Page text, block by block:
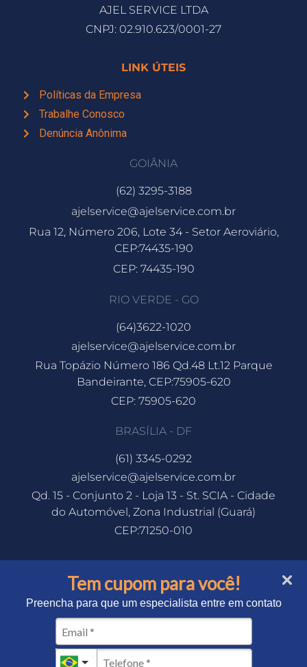
Tem cupom para você!
Preencha para que um especialista entre em contato
AJEL SERVICE LTDA
CNPJ: 02.910.623/0001-27
LINK ÚTEIS
Políticas da Empresa
Trabalhe Conosco
Denúncia Anônima
GOIÂNIA
(62) 3295-3188
ajelservice@ajelservice.com.br
Rua 12, Número 206, Lote 34 - Setor Aeroviário,
CEP:74435-190
CEP: 74435-190
RIO VERDE - GO
(64)3622-1020
ajelservice@ajelservice.com.br
Rua Topázio Número 186 Qd.48 Lt.12 Parque
Bandeirante, CEP:75905-620
CEP: 75905-620
BRASÍLIA - DF
(61) 3345-0292
ajelservice@ajelservice.com.br
Qd. 15 - Conjunto 2 - Loja 13 - St. SCIA - Cidade
do Automóvel, Zona Industrial (Guará)
CEP:71250-010